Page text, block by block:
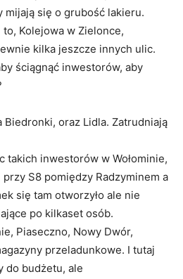
mijają się o grubość lakieru.
Kolejowa w Zielonce,
kilka jeszcze innych ulic.
ściągnąć inwestorów, aby
oraz Lidla. Zatrudniają
takich inwestorów w Wołominie,
przy S8 pomiędzy Radzyminem a
się tam otworzyło ale nie
po kilkaset osób.
Piaseczno, Nowy Dwór,
przeladunkowe. I tutaj
do budżetu, ale